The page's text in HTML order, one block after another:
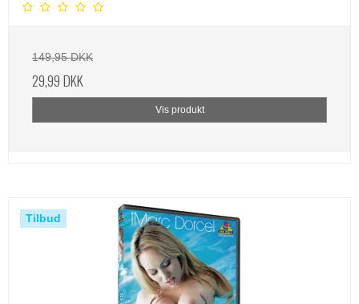
149,95 DKK
29,99 DKK
Vis produkt
Tilbud